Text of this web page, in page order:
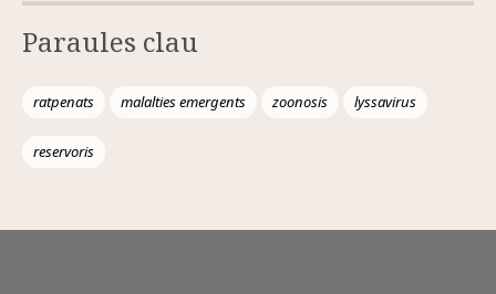
Paraules clau
ratpenats malalties emergents zoonosis lyssavirus
reservoris